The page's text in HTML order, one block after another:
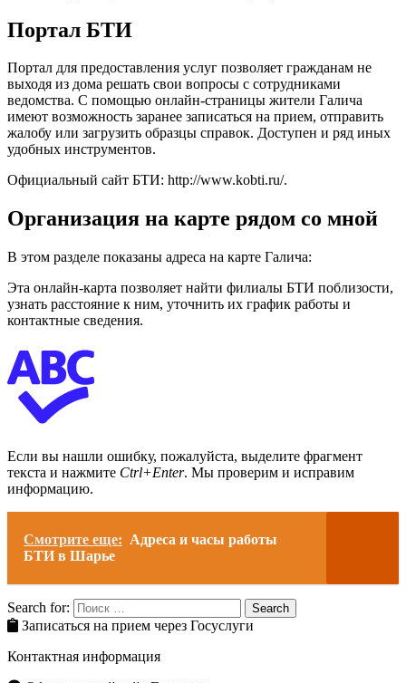
Портал БТИ
Портал для предоставления услуг позволяет гражданам не
выходя из дома решать свои вопросы с сотрудниками
ведомства. С помощью онлайн-страницы жители Галича
имеют возможность заранее записаться на прием, отправить
жалобу или загрузить образцы справок. Доступен и ряд иных
удобных инструментов.
Официальный сайт БТИ: http://www.kobti.ru/.
Организация на карте рядом со мной
В этом разделе показаны адреса на карте Галича:
Эта онлайн-карта позволяет найти филиалы БТИ поблизости,
узнать расстояние к ним, уточнить их график работы и
контактные сведения.
Если вы нашли ошибку, пожалуйста, выделите фрагмент
текста и нажмите Ctrl+Enter. Мы проверим и исправим
информацию.
Смотрите еще: Адреса и часы работы
БТИ в Шарье
Search for: Search
Записаться на прием через Госуслуги
Контактная информация